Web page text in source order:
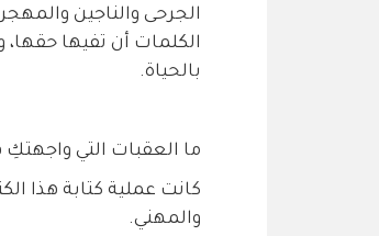
الجرحى والناجين
الكلمات أن تفيها
بالحياة.
ما العقبات التي واجهتكِ
كانت عملية كتابة هذا
والمهني.